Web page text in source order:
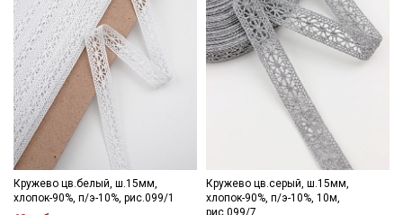
Кружево цв.белый, ш.15мм,
хлопок-90%, п/э-10%, рис.099/1
Кружево цв.серый, ш.15мм,
хлопок-90%, п/э-10%, 10м,